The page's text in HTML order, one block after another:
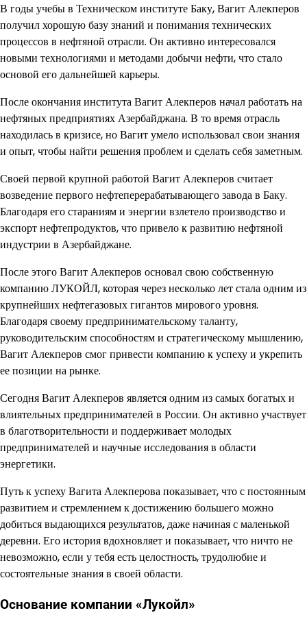
В годы учебы в Техническом институте Баку, Вагит Алекперов
получил хорошую базу знаний и понимания технических
процессов в нефтяной отрасли. Он активно интересовался
новыми технологиями и методами добычи нефти, что стало
основой его дальнейшей карьеры.
После окончания института Вагит Алекперов начал работать на
нефтяных предприятиях Азербайджана. В то время отрасль
находилась в кризисе, но Вагит умело использовал свои знания
и опыт, чтобы найти решения проблем и сделать себя заметным.
Своей первой крупной работой Вагит Алекперов считает
возведение первого нефтеперерабатывающего завода в Баку.
Благодаря его стараниям и энергии взлетело производство и
экспорт нефтепродуктов, что привело к развитию нефтяной
индустрии в Азербайджане.
После этого Вагит Алекперов основал свою собственную
компанию ЛУКОЙЛ, которая через несколько лет стала одним из
крупнейших нефтегазовых гигантов мирового уровня.
Благодаря своему предпринимательскому таланту,
руководительским способностям и стратегическому мышлению,
Вагит Алекперов смог привести компанию к успеху и укрепить
ее позиции на рынке.
Сегодня Вагит Алекперов является одним из самых богатых и
влиятельных предпринимателей в России. Он активно участвует
в благотворительности и поддерживает молодых
предпринимателей и научные исследования в области
энергетики.
Путь к успеху Вагита Алекперова показывает, что с постоянным
развитием и стремлением к достижению большего можно
добиться выдающихся результатов, даже начиная с маленькой
деревни. Его история вдохновляет и показывает, что ничто не
невозможно, если у тебя есть целостность, трудолюбие и
состоятельные знания в своей области.
Основание компании «Лукойл»